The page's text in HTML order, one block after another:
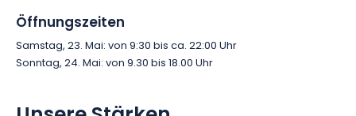
Öffnungszeiten
Samstag, 23. Mai: von 9:30 bis ca. 22:00 Uhr
Sonntag, 24. Mai: von 9.30 bis 18.00 Uhr